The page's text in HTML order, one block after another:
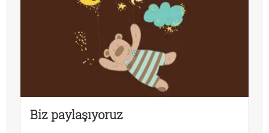
Biz paylaşıyoruz